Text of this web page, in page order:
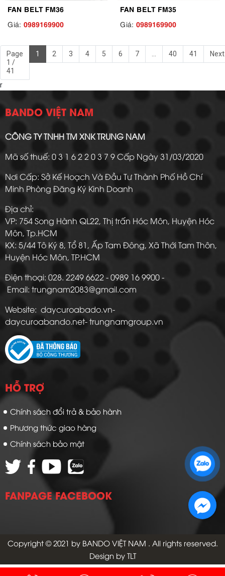
FAN BELT FM36
Giá: 0989169900
FAN BELT FM35
Giá: 0989169900
Page
1 /
41
1 2 3 4 5 6 7 40 41 Next
r
BANDO VIỆT NAM
CÔNG TY TNHH TM XNK TRUNG NAM
Mã số thuế: 0 3 1 6 2 2 0 3 7 9 Cấp Ngày 31/03/2020
Nơi Cấp: Sở Kế Hoạch Và Đầu Tư Thành Phố Hồ Chí
Minh Phòng Đăng Ký Kinh Doanh
Địa chỉ:
VP: 754 Song Hành QL22, Thị trấn Hóc Môn, Huyện Hóc
Môn, Tp.HCM
KX: 5/44 Tô Ký 8, Tổ 81, Ấp Tam Đông, Xã Thới Tam Thôn,
Huyện Hóc Môn, TP.HCM
Điện thoại: 028. 2249 6622 - 0989 16 9900 -
Email: trungnam2083@gmail.com
Website: daycuroabado.vn-
daycuroabando.net- trungnamgroup.vn
HỖ TRỢ
Chính sách đổi trả & bảo hành
Phương thức giao hàng
Chính sách bảo mật
FANPAGE FACEBOOK
Copyright © 2021 by BANDO VIỆT NAM . All rights reserved.
Design by TLT
Zalo 2: 0972 14 9900